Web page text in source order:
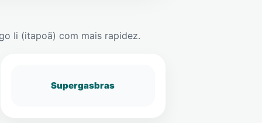
Ii (itapoã) com mais rapidez.
Supergasbras